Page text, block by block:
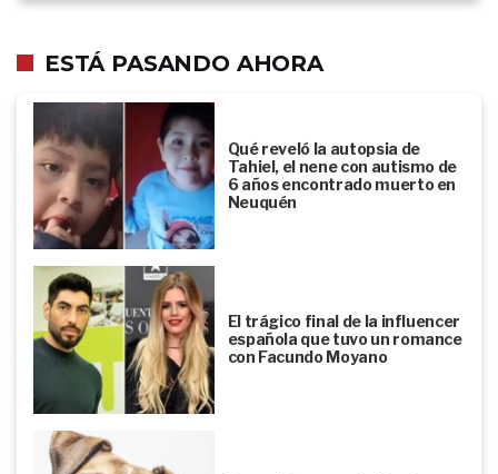
ESTÁ PASANDO AHORA
Qué reveló la autopsia de
Tahiel, el nene con autismo de
6 años encontrado muerto en
Neuquén
El trágico final de la influencer
española que tuvo un romance
con Facundo Moyano